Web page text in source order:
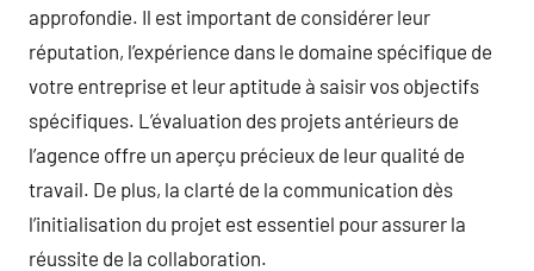
approfondie. Il est important de considérer leur
réputation, l’expérience dans le domaine spécifique de
votre entreprise et leur aptitude à saisir vos objectifs
spécifiques. L’évaluation des projets antérieurs de
l’agence offre un aperçu précieux de leur qualité de
travail. De plus, la clarté de la communication dès
l’initialisation du projet est essentiel pour assurer la
réussite de la collaboration.